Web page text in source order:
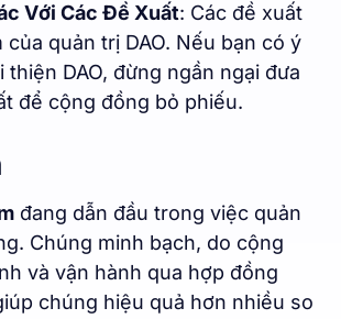
Với Các Đề Xuất: Các đề xuất
của quản trị DAO. Nếu bạn có ý
thiện DAO, đừng ngần ngại đưa
để cộng đồng bỏ phiếu.
đang dẫn đầu trong việc quản
Chúng minh bạch, do cộng
và vận hành qua hợp đồng
chúng hiệu quả hơn nhiều so